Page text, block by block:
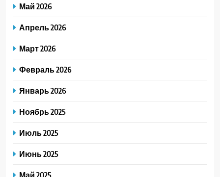
Май 2026
Апрель 2026
Март 2026
Февраль 2026
Январь 2026
Ноябрь 2025
Июль 2025
Июнь 2025
Май 2025